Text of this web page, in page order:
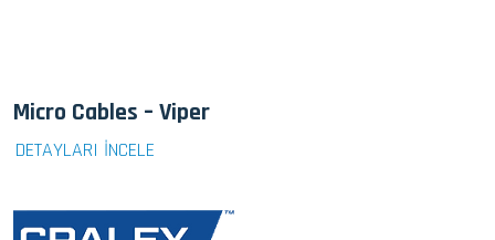
Micro Cables – Viper
DETAYLARI İNCELE